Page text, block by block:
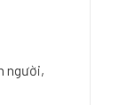
người,